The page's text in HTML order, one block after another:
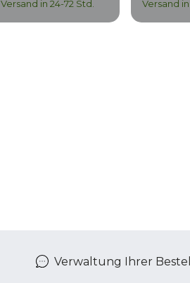
Versand in 24-72 Std.
Versand in
Verwaltung Ihrer